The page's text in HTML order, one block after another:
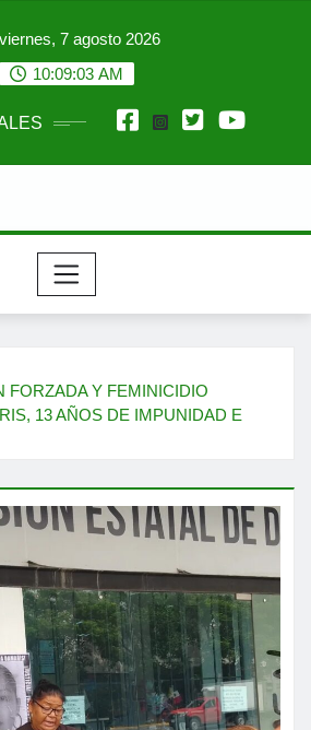
viernes, 7 agosto 2026
10:09:04 AM
FORZADA Y FEMINICIDIO
13 AÑOS DE IMPUNIDAD E